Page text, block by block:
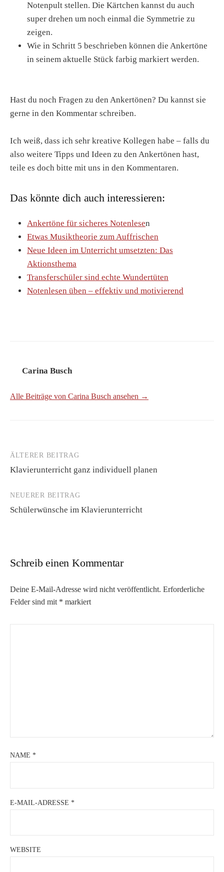
Notenpult stellen. Die Kärtchen kannst du auch
super drehen um noch einmal die Symmetrie zu
zeigen.
Wie in Schritt 5 beschrieben können die Ankertöne
in seinem aktuelle Stück farbig markiert werden.
Hast du noch Fragen zu den Ankertönen? Du kannst sie
gerne in den Kommentar schreiben.
Ich weiß, dass ich sehr kreative Kollegen habe – falls du
also weitere Tipps und Ideen zu den Ankertönen hast,
teile es doch bitte mit uns in den Kommentaren.
Das könnte dich auch interessieren:
Ankertöne für sicheres Notenlesen
Etwas Musiktheorie zum Auffrischen
Neue Ideen im Unterricht umsetzten: Das
Aktionsthema
Transferschüler sind echte Wundertüten
Notenlesen üben – effektiv und motivierend
Carina Busch
Alle Beiträge von Carina Busch ansehen →
Beitrags-
Navigation
ÄLTERER BEITRAG
Klavierunterricht ganz individuell planen
NEUERER BEITRAG
Schülerwünsche im Klavierunterricht
Schreib einen Kommentar
Deine E-Mail-Adresse wird nicht veröffentlicht. Erforderliche
Felder sind mit * markiert
NAME *
E-MAIL-ADRESSE *
WEBSITE